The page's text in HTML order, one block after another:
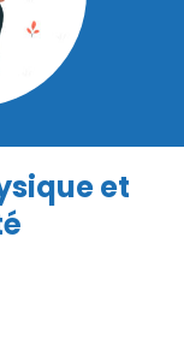
et